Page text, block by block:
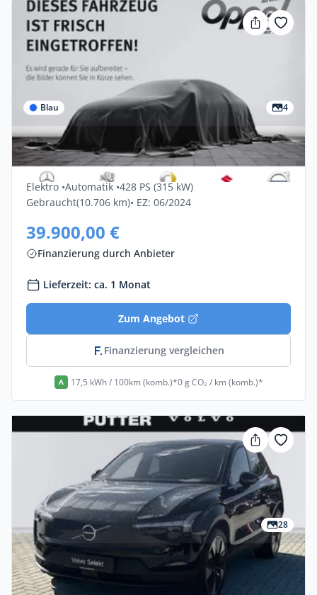
Blau 4
Gewerbe & Privat
Volvo Ex30 P8 AWD Electric Ultra 5dr
Elektro •Automatik •428 PS (315 kW)
Gebraucht(10.706 km)• EZ: 06/2024
39.900,00 €
Finanzierung durch Anbieter
Lieferzeit: ca. 1 Monat
Zum Angebot
Finanzierung vergleichen
A 17,5 kWh / 100km (komb.)*0 g CO₂ / km (komb.)*
28
Privat & Gewerbe
Volvo Ex30 Twin Motor Performance AWD